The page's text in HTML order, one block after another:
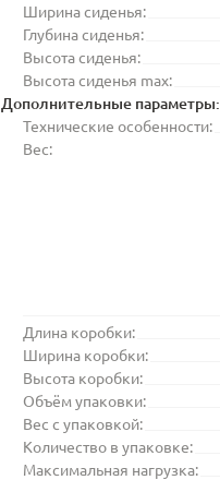
Ширина сиденья:
Глубина сиденья:
Высота сиденья:
Высота сиденья max:
Дополнительные параметры:
Технические особенности:
Вес:
Длина коробки:
Ширина коробки:
Высота коробки:
Объём упаковки:
Вес с упаковкой:
Количество в упаковке:
Максимальная нагрузка: